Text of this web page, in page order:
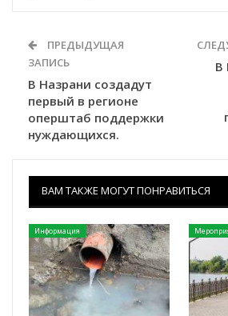
ПРЕДЫДУЩАЯ
ЗАПИСЬ
В Назрани создадут
первый в регионе
оперштаб поддержки
нуждающихся.
В
ВАМ ТАКЖЕ МОГУТ ПОНРАВИТЬСЯ
Информация